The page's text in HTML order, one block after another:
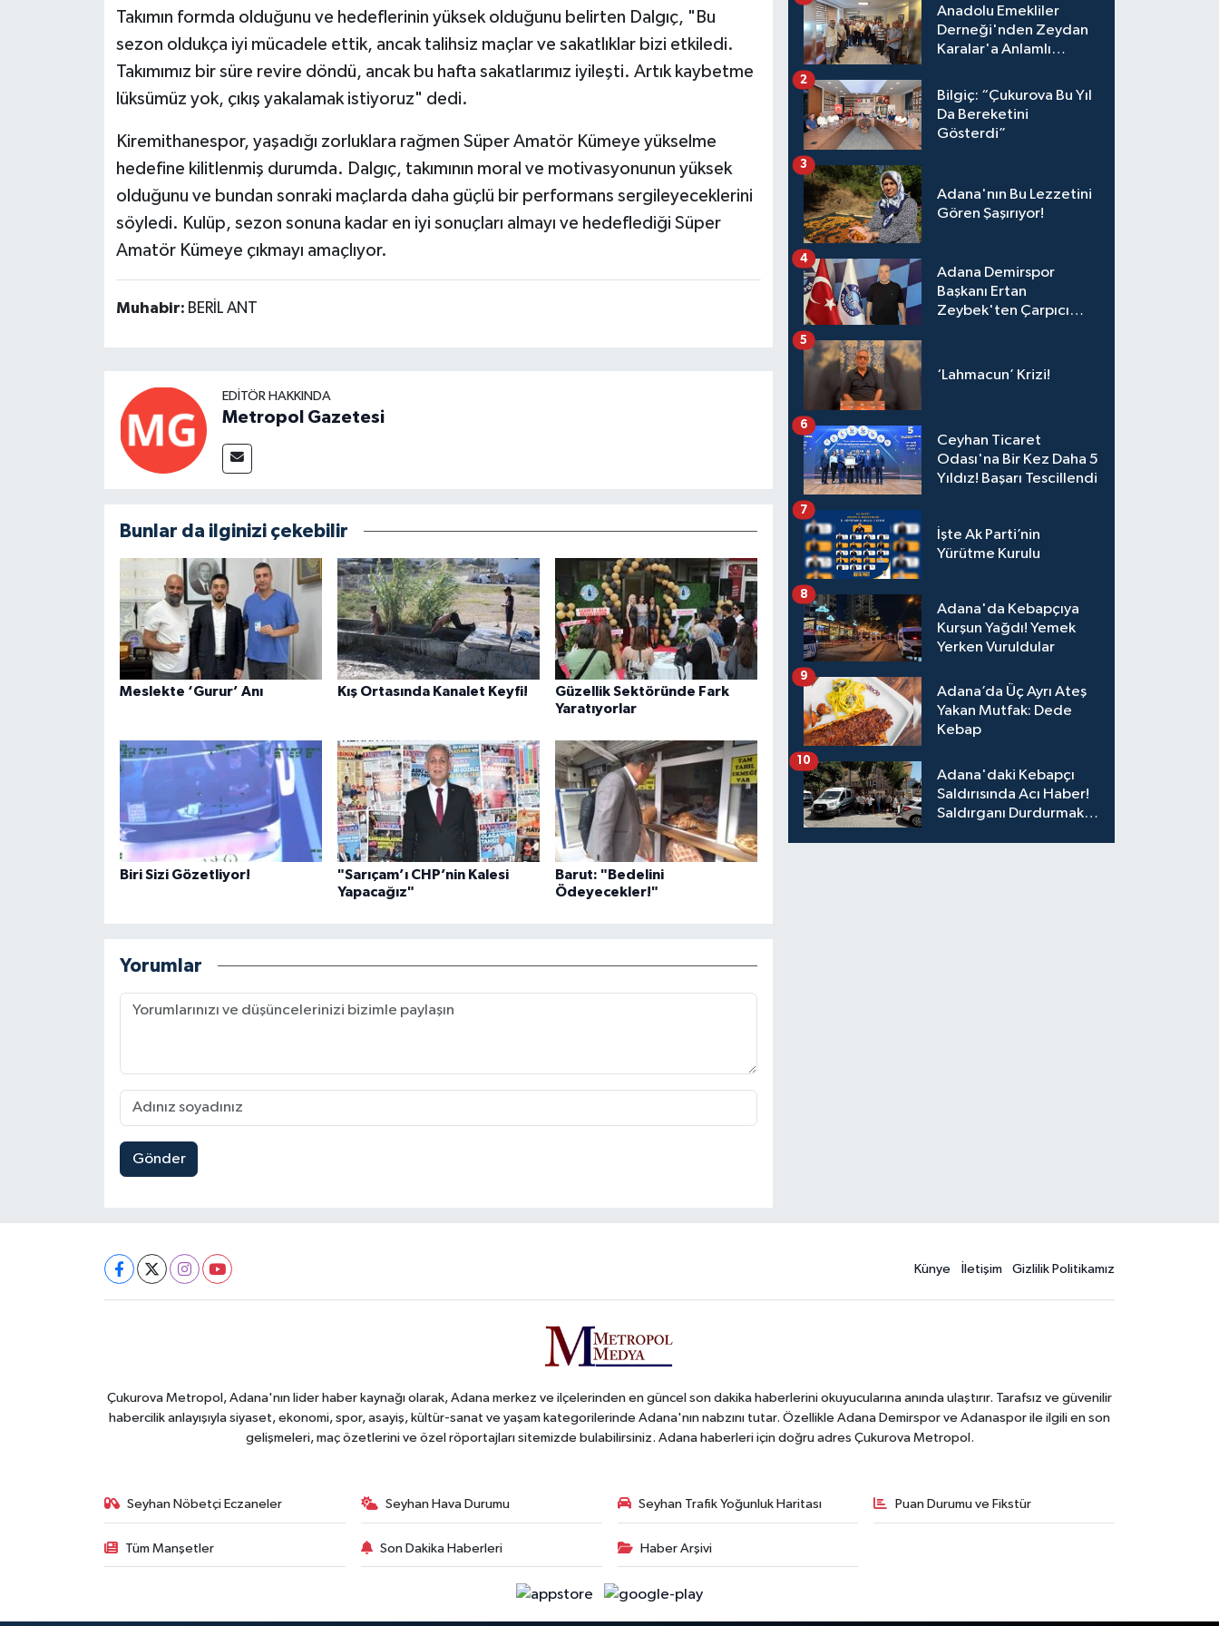
Takımın formda olduğunu ve hedeflerinin yüksek olduğunu belirten Dalgıç, "Bu
sezon oldukça iyi mücadele ettik, ancak talihsiz maçlar ve sakatlıklar bizi etkiledi.
Takımımız bir süre revire döndü, ancak bu hafta sakatlarımız iyileşti. Artık kaybetme
lüksümüz yok, çıkış yakalamak istiyoruz" dedi.
Kiremithanespor, yaşadığı zorluklara rağmen Süper Amatör Kümeye yükselme
hedefine kilitlenmiş durumda. Dalgıç, takımının moral ve motivasyonunun yüksek
olduğunu ve bundan sonraki maçlarda daha güçlü bir performans sergileyeceklerini
söyledi. Kulüp, sezon sonuna kadar en iyi sonuçları almayı ve hedeflediği Süper
Amatör Kümeye çıkmayı amaçlıyor.
Muhabir: BERİL ANT
EDITÖR HAKKINDA
Metropol Gazetesi
Bunlar da ilginizi çekebilir
Meslekte ‘Gurur’ Anı Kış Ortasında Kanalet Keyfi!
Güzellik Sektöründe Fark
Yaratıyorlar
Biri Sizi Gözetliyor!
"Sarıçam’ı CHP’nin Kalesi
Yapacağız"
Barut: "Bedelini
Ödeyecekler!"
Yorumlar
Gönder
Anadolu Emekliler
Derneği'nden Zeydan
Karalar'a Anlamlı
Bilgiç: “Çukurova Bu Yıl
Da Bereketini
Gösterdi”
2
Adana'nın Bu Lezzetini
Gören Şaşırıyor!
3
Adana Demirspor
Başkanı Ertan
Zeybek'ten Çarpıcı
Sürer"
4
‘Lahmacun’ Krizi!
5
Ceyhan Ticaret
Odası'na Bir Kez Daha 5
Yıldız! Başarı Tescillendi
6
İşte Ak Parti’nin
Yürütme Kurulu
7
Adana'da Kebapçıya
Kurşun Yağdı! Yemek
Yerken Vuruldular
8
Adana’da Üç Ayrı Ateş
Yakan Mutfak: Dede
Kebap
9
Adana'daki Kebapçı
Saldırısında Acı Haber!
Saldırganı Durdurmak
10
Künye İletişim Gizlilik Politikamız
Çukurova Metropol, Adana'nın lider haber kaynağı olarak, Adana merkez ve ilçelerinden en güncel son dakika haberlerini okuyucularına anında ulaştırır. Tarafsız ve güvenilir
habercilik anlayışıyla siyaset, ekonomi, spor, asayiş, kültür-sanat ve yaşam kategorilerinde Adana'nın nabzını tutar. Özellikle Adana Demirspor ve Adanaspor ile ilgili en son
gelişmeleri, maç özetlerini ve özel röportajları sitemizde bulabilirsiniz. Adana haberleri için doğru adres Çukurova Metropol.
Seyhan Nöbetçi Eczaneler Seyhan Hava Durumu Seyhan Trafik Yoğunluk Haritası Puan Durumu ve Fikstür
Tüm Manşetler Son Dakika Haberleri Haber Arşivi